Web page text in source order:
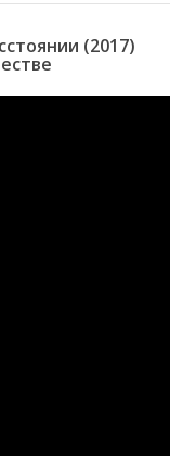
(2017)